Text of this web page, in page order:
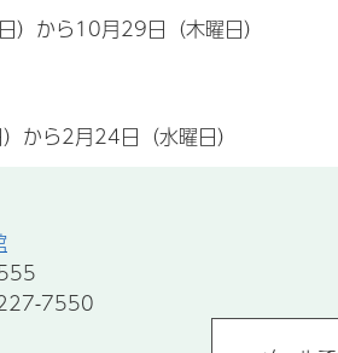
から10月29日（木曜日）
から2月24日（水曜日）
7550